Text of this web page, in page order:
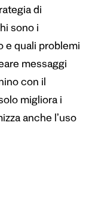
di
sono i
e quali problemi
messaggi
con il
migliora i
anche l’uso